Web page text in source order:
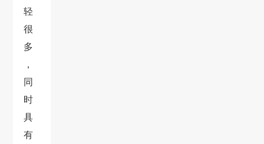
轻
很
多
，
同
时
具
有